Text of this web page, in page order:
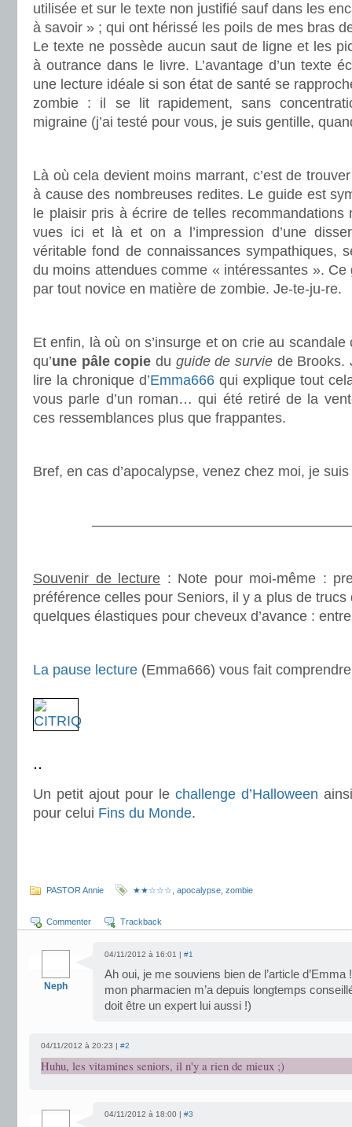
utilisée et sur le texte non justifié sauf dans les
à savoir » ; qui ont hérissé les poils de mes bras
Le texte ne possède aucun saut de ligne et les
à outrance dans le livre. L’avantage d’un texte
une lecture idéale si son état de santé se
zombie : il se lit rapidement, sans
migraine (j’ai testé pour vous, je suis gentille,
Là où cela devient moins marrant, c’est de
à cause des nombreuses redites. Le guide est
le plaisir pris à écrire de telles
vues ici et là et on a l’impression d’une
véritable fond de connaissances sympathiques,
du moins attendues comme « intéressantes ».
par tout novice en matière de zombie. Je-te-ju-re.
Et enfin, là où on s’insurge et on crie au scandale
qu’une pâle copie du guide de surviede Brooks.
lire la chronique d’Emma666 qui explique tout
vous parle d’un roman… qui été retiré de la
ces ressemblances plus que frappantes.
Bref, en cas d’apocalypse, venez chez moi, je
Souvenir de lecture : Note pour moi-même :
préférence celles pour Seniors, il y a plus de
quelques élastiques pour cheveux d’avance :
La pause lecture (Emma666) vous fait
Un petit ajout pour le challenge d’Halloween
pour celui Fins du Monde.
PASTOR Annie ★★☆☆☆ apocalypse zombie
Commenter Trackback
Neph
04/11/2012 à 16:01 | #1
Ah oui, je me souviens bien de l’article
mon pharmacien m’a depuis longtemps
doit être un expert lui aussi !)
04/11/2012 à 20:23 | #2
Huhu, les vitamines seniors, il n'y a rien de mieux ;)
04/11/2012 à 18:00 | #3